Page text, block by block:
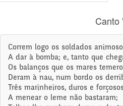
Canto
Correm logo os soldados
A dar à bomba; e, tanto que
Os balanços que os mares
Deram à nau, num bordo os
Três marinheiros, duros e
A menear o leme não bastaram;